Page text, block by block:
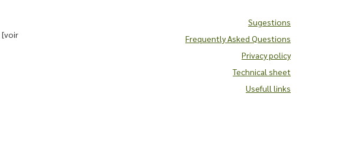
[voir
Sugestions
Frequently Asked Questions
Privacy policy
Technical sheet
Usefull links